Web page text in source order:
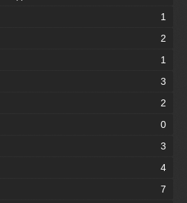
1
2
1
3
2
0
3
4
7